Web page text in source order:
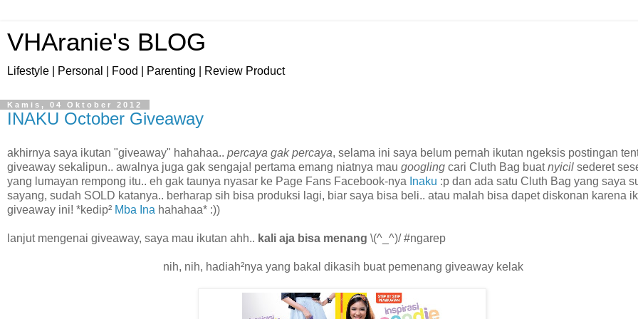
VHAranie's BLOG
Lifestyle | Personal | Food | Parenting | Review Product
Kamis, 04 Oktober 2012
INAKU October Giveaway
akhirnya saya ikutan "giveaway" hahahaa.. percaya gak percaya, selama ini saya belum pernah ikutan ngeksis postingan
giveaway sekalipun.. awalnya juga gak sengaja! pertama emang niatnya mau googling cari Cluth Bag buatnyicil sederet
yang lumayan rempong itu.. eh gak taunya nyasar ke Page Fans Facebook-nya Inaku :p dan ada satu Cluth Bag yang saya
sayang, sudah SOLD katanya.. berharap sih bisa produksi lagi, biar saya bisa beli.. atau malah bisa dapet diskonan karena
giveaway ini! *kedip² Mba Ina hahahaa* :))
lanjut mengenai giveaway, saya mau ikutan ahh.. kali aja bisa menang \(^_^)/ #ngarep
nih, nih, hadiah²nya yang bakal dikasih buat pemenang giveaway kelak